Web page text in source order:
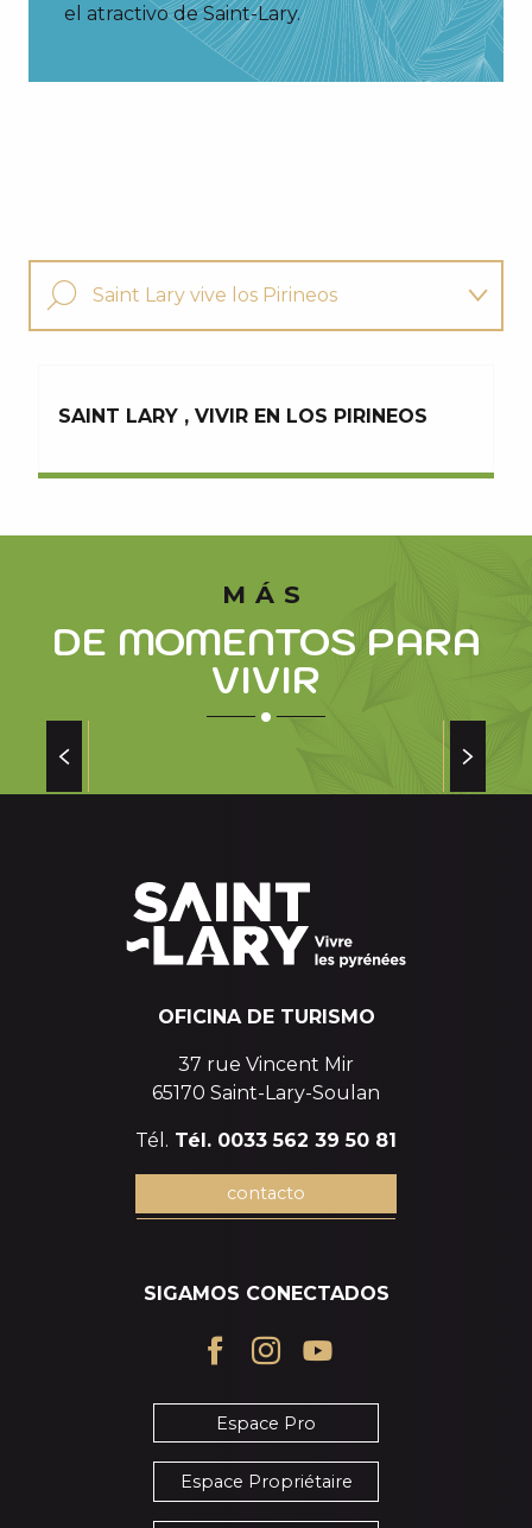
el atractivo de Saint-Lary.
Saint Lary vive los Pirineos
También le puede interesar
SAINT LARY , VIVIR EN LOS PIRINEOS
MÁS
DE MOMENTOS PARA
VIVIR
OFICINA DE TURISMO
37 rue Vincent Mir
65170 Saint-Lary-Soulan
Tél. Tél. 0033 562 39 50 81
contacto
SIGAMOS CONECTADOS
Espace Pro
Espace Propriétaire